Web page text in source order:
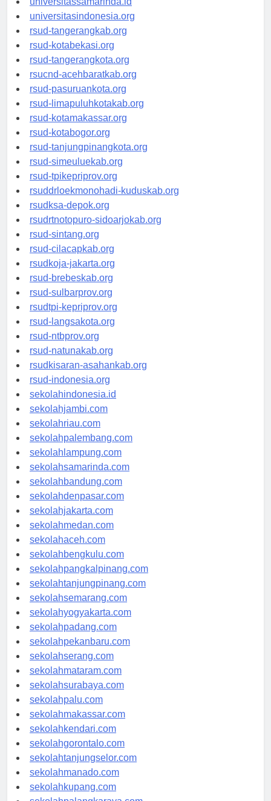
universitassamarinda.id
universitasindonesia.org
rsud-tangerangkab.org
rsud-kotabekasi.org
rsud-tangerangkota.org
rsucnd-acehbaratkab.org
rsud-pasuruankota.org
rsud-limapuluhkotakab.org
rsud-kotamakassar.org
rsud-kotabogor.org
rsud-tanjungpinangkota.org
rsud-simeuluekab.org
rsud-tpikepriprov.org
rsuddrloekmonohadi-kuduskab.org
rsudksa-depok.org
rsudrtnotopuro-sidoarjokab.org
rsud-sintang.org
rsud-cilacapkab.org
rsudkoja-jakarta.org
rsud-brebeskab.org
rsud-sulbarprov.org
rsudtpi-kepriprov.org
rsud-langsakota.org
rsud-ntbprov.org
rsud-natunakab.org
rsudkisaran-asahankab.org
rsud-indonesia.org
sekolahindonesia.id
sekolahjambi.com
sekolahriau.com
sekolahpalembang.com
sekolahlampung.com
sekolahsamarinda.com
sekolahbandung.com
sekolahdenpasar.com
sekolahjakarta.com
sekolahmedan.com
sekolahaceh.com
sekolahbengkulu.com
sekolahpangkalpinang.com
sekolahtanjungpinang.com
sekolahsemarang.com
sekolahyogyakarta.com
sekolahpadang.com
sekolahpekanbaru.com
sekolahserang.com
sekolahmataram.com
sekolahsurabaya.com
sekolahpalu.com
sekolahmakassar.com
sekolahkendari.com
sekolahgorontalo.com
sekolahtanjungselor.com
sekolahmanado.com
sekolahkupang.com